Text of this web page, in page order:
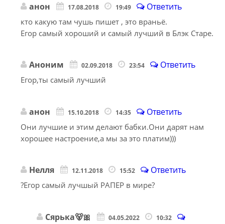
анон 17.08.2018 19:49 Ответить
кто какую там чушь пишет , это враньё.
Егор самый хороший и самый лучший в Блэк Старе.
Аноним 02.09.2018 23:54 Ответить
Егор,ты самый лучший
анон 15.10.2018 14:35 Ответить
Они лучшие и этим делают бабки.Они дарят нам
хорошее настроение,а мы за это платим)))
Нелля 12.11.2018 15:52 Ответить
?Егор самый лучшый РАПЕР в мире?
Сярька🐻🎀 04.05.2022 10:32